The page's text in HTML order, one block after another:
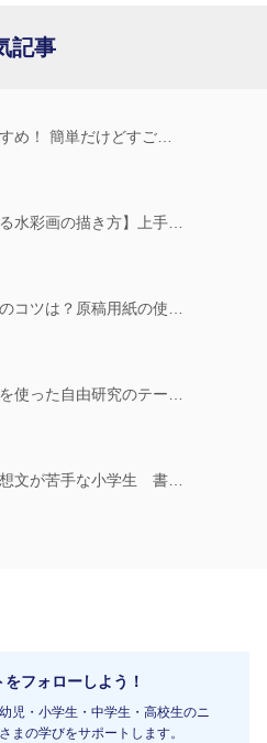
記事
め！ 簡単だけどすご…
水彩画の描き方】上手…
コツは？原稿用紙の使…
使った自由研究のテー…
文が苦手な小学生 書…
フォローしよう！
児・小学生・中学生・高校生のニ
まの学びをサポートします。